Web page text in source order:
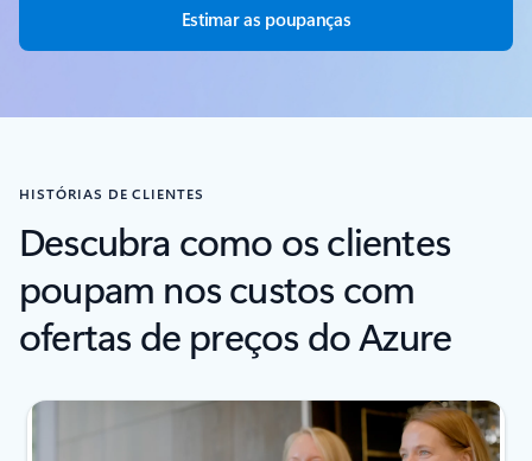
Estimar as poupanças
HISTÓRIAS DE CLIENTES
Descubra como os clientes
poupam nos custos com
ofertas de preços do Azure
seguinte